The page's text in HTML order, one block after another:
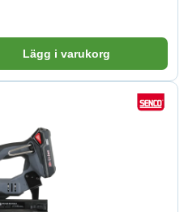
Lägg i varukorg